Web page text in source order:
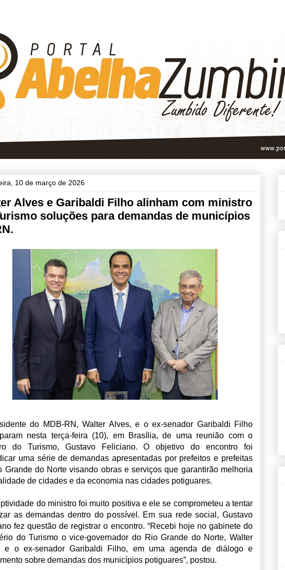
10 de março de 2026
Alves e Garibaldi Filho alinham com ministro
soluções para demandas de municípios
do MDB-RN, Walter Alves, e o ex-senador Garibaldi Filho
nesta terça-feira (10), em Brasília, de uma reunião com o
do Turismo, Gustavo Feliciano. O objetivo do encontro foi
uma série de demandas apresentadas por prefeitos e prefeitas
Grande do Norte visando obras e serviços que garantirão melhoria
de cidades e da economia nas cidades potiguares.
do ministro foi muito positiva e ele se comprometeu a tentar
as demandas dentro do possível. Em sua rede social, Gustavo
fez questão de registrar o encontro. “Recebi hoje no gabinete do
do Turismo o vice-governador do Rio Grande do Norte, Walter
e o ex-senador Garibaldi Filho, em uma agenda de diálogo e
sobre demandas dos municípios potiguares”, postou.